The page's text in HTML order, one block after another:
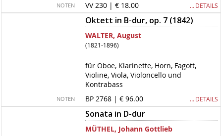
NOTEN VV 230 | € 18.00 … DETAILS
Oktett in B-dur, op. 7 (1842)
WALTER, August
(1821-1896)
für Oboe, Klarinette, Horn, Fagott,
Violine, Viola, Violoncello und
Kontrabass
NOTEN BP 2768 | € 96.00 … DETAILS
Sonata in D-dur
MÜTHEL, Johann Gottlieb